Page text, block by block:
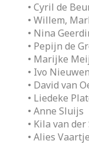
• Cyril de
• Willem,
• Nina
• Pepijn de
• Marijke
• Ivo
• David van
• Liedeke
• Anne Sluijs
• Kila van
• Alies